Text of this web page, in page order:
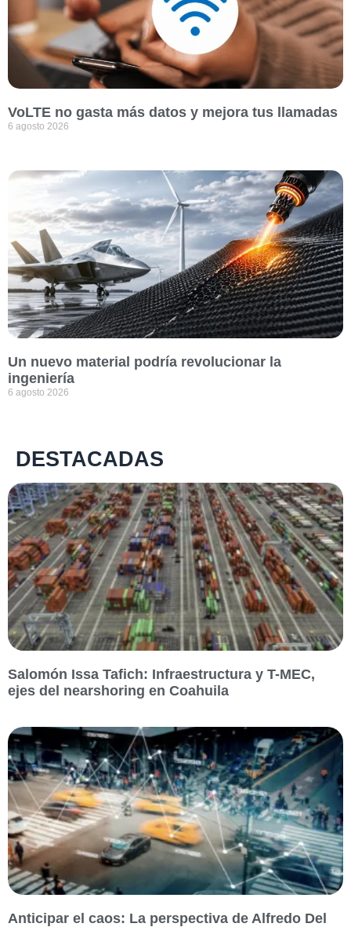
VoLTE no gasta más datos y mejora tus llamadas
6 agosto 2026
Un nuevo material podría revolucionar la
ingeniería
6 agosto 2026
DESTACADAS
Salomón Issa Tafich: Infraestructura y T-MEC,
ejes del nearshoring en Coahuila
Anticipar el caos: La perspectiva de Alfredo Del